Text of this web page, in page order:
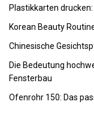
Plastikkarten
Korean Beauty
Chinesische
Die Bedeutung
Fensterbau
Ofenrohr 150: Das